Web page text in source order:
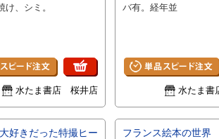
け、シミ。
水たま書店 桜井店
バ有。経年並
水たま
好きだった特撮ヒー
フランス絵本の世界